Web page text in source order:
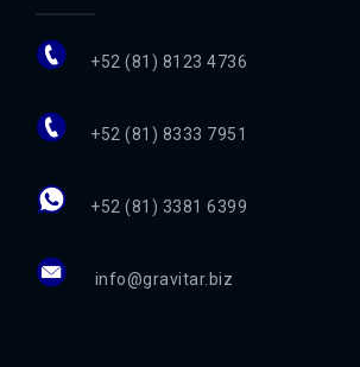
+52 (81) 8123 4736
+52 (81) 8333 7951
+52 (81) 3381 6399
info@gravitar.biz